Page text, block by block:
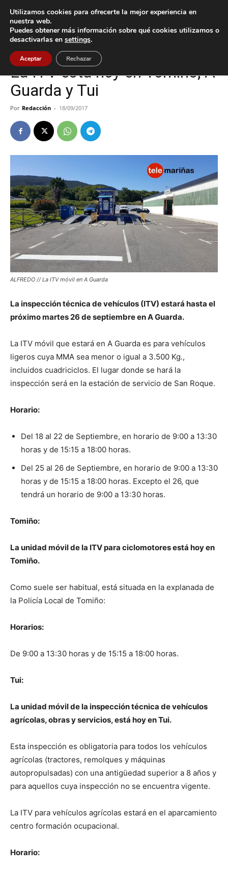
Inicio A Guarda
A Guarda Tomiño
La ITV está hoy en Tomiño, A
Guarda y Tui
Por Redacción - 18/09/2017
ALFREDO // La ITV móvil en A Guarda
La inspección técnica de vehículos (ITV) estará hasta el
próximo martes 26 de septiembre en A Guarda.
La ITV móvil que estará en A Guarda es para vehículos
ligeros cuya MMA sea menor o igual a 3.500 Kg.,
incluidos cuadriciclos. El lugar donde se hará la
inspección será en la estación de servicio de San Roque.
Horario:
Del 18 al 22 de Septiembre, en horario de 9:00 a 13:30
horas y de 15:15 a 18:00 horas.
Del 25 al 26 de Septiembre, en horario de 9:00 a 13:30
horas y de 15:15 a 18:00 horas. Excepto el 26, que
tendrá un horario de 9:00 a 13:30 horas.
Tomiño:
La unidad móvil de la ITV para ciclomotores está hoy en
Tomiño.
Como suele ser habitual, está situada en la explanada de
la Policía Local de Tomiño:
Horarios:
De 9:00 a 13:30 horas y de 15:15 a 18:00 horas.
Tui:
La unidad móvil de la inspección técnica de vehículos
agrícolas, obras y servicios, está hoy en Tui.
Esta inspección es obligatoria para todos los vehículos
agrícolas (tractores, remolques y máquinas
autopropulsadas) con una antigüedad superior a 8 años y
para aquellos cuya inspección no se encuentra vigente.
La ITV para vehículos agrícolas estará en el aparcamiento
centro formación ocupacional.
Horario:
Utilizamos cookies para ofrecerte la mejor experiencia en
nuestra web.
Puedes obtener más información sobre qué cookies utilizamos o
desactivarlas en settings.
Aceptar Rechazar